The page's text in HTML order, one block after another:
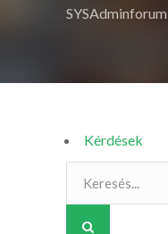
SYSAdminforum
Kérdések